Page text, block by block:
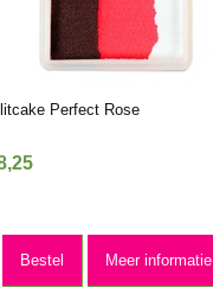
Perfect Rose
,25
Bestel Meer informatie